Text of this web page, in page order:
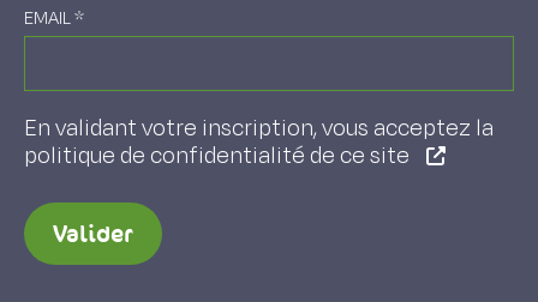
EMAIL*
En validant votre inscription, vous acceptez la
politique de confidentialité de ce site
Valider